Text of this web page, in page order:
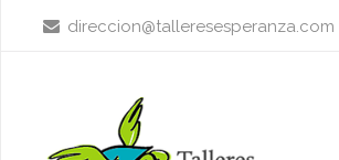
direccion@talleresesperanza.com